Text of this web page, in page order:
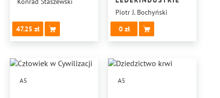
47.25
Piotr J. Bochyński
0
A5 A5